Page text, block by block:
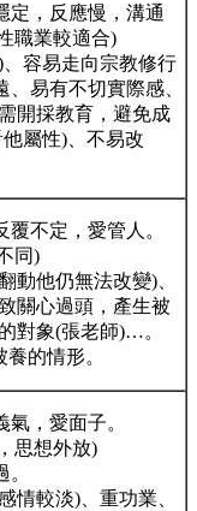
定，反應慢，溝通
職業較適合)
容易走向宗教修行
易有不切實際感、
開採教育，避免成
屬性)、不易改
不定，愛管人。
同)
動他仍無法改變)、
關心過頭，產生被
對象(張老師)…。
的情形。
，愛面子。
思想外放)
情較淡)、重功業、